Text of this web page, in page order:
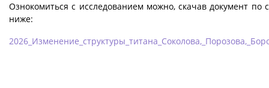
Ознокомиться с исследованием можно, скачав документ по
ниже: